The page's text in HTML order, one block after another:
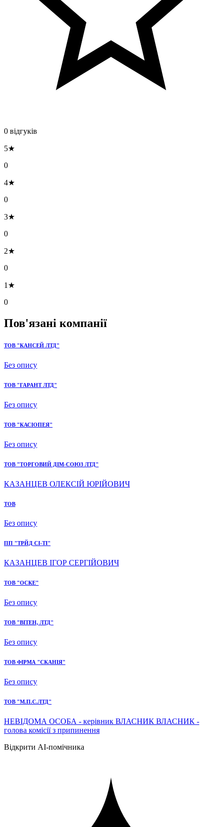
0 відгуків
5★
0
4★
0
3★
0
2★
0
1★
0
Пов'язані компанії
ТОВ "КАНСЕЙ ЛТД"
Без опису
ТОВ "ГАРАНТ ЛТД"
Без опису
ТОВ "КАСІОПЕЯ"
Без опису
ТОВ "ТОРГОВИЙ ДІМ-СОЮЗ ЛТД"
КАЗАНЦЕВ ОЛЕКСІЙ ЮРІЙОВИЧ
ТОВ
Без опису
ПП "ТРЙД СІ-ТІ"
КАЗАНЦЕВ ІГОР СЕРГІЙОВИЧ
ТОВ "ОСКЕ"
Без опису
ТОВ "ВІТЕН, ЛТД"
Без опису
ТОВ ФІРМА "СКАНІЯ"
Без опису
ТОВ "М.П.С.ЛТД"
НЕВІДОМА ОСОБА - керівник ВЛАСНИК ВЛАСНИК -
голова комісії з припинення
Відкрити AI-помічника